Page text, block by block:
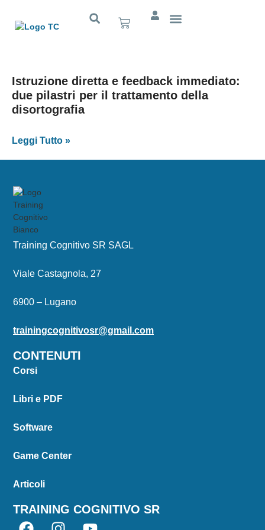
Istruzione diretta e feedback immediato:
due pilastri per il trattamento della
disortografia
Leggi Tutto »
Training Cognitivo SR SAGL
Viale Castagnola, 27
6900 – Lugano
trainingcognitivosr@gmail.com
CONTENUTI
Corsi
Libri e PDF
Software
Game Center
Articoli
TRAINING COGNITIVO SR